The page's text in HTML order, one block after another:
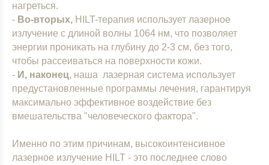
нагреться.
- Во-вторых, HILT-терапия использует лазерное
излучение с длиной волны 1064 нм, что позволяет
энергии проникать на глубину до 2-3 см, без того,
чтобы рассеиваться на поверхности кожи.
- И, наконец, наша лазерная система использует
предустановленные программы лечения, гарантируя
максимально эффективное воздействие без
вмешательства "человеческого фактора".
Именно по этим причинам, высокоинтенсивное
лазерное излучение HILT - это последнее слово